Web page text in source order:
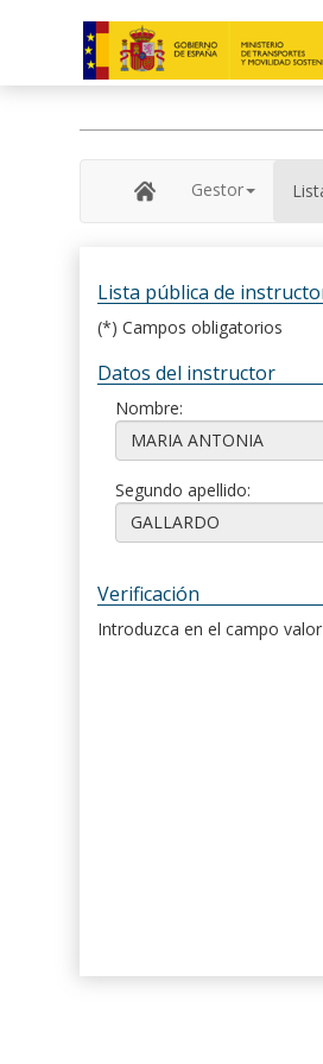
Gestor
Lista pública de
(*) Campos obligatorios
Datos del instructor
Nombre:
Segundo apellido:
Verificación
Introduzca en el campo